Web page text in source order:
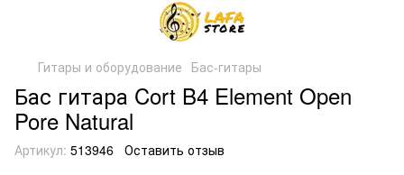
Гитары и оборудование Бас-гитары
Бас гитара Cort B4 Element Open
Pore Natural
Артикул: 513946 Оставить отзыв